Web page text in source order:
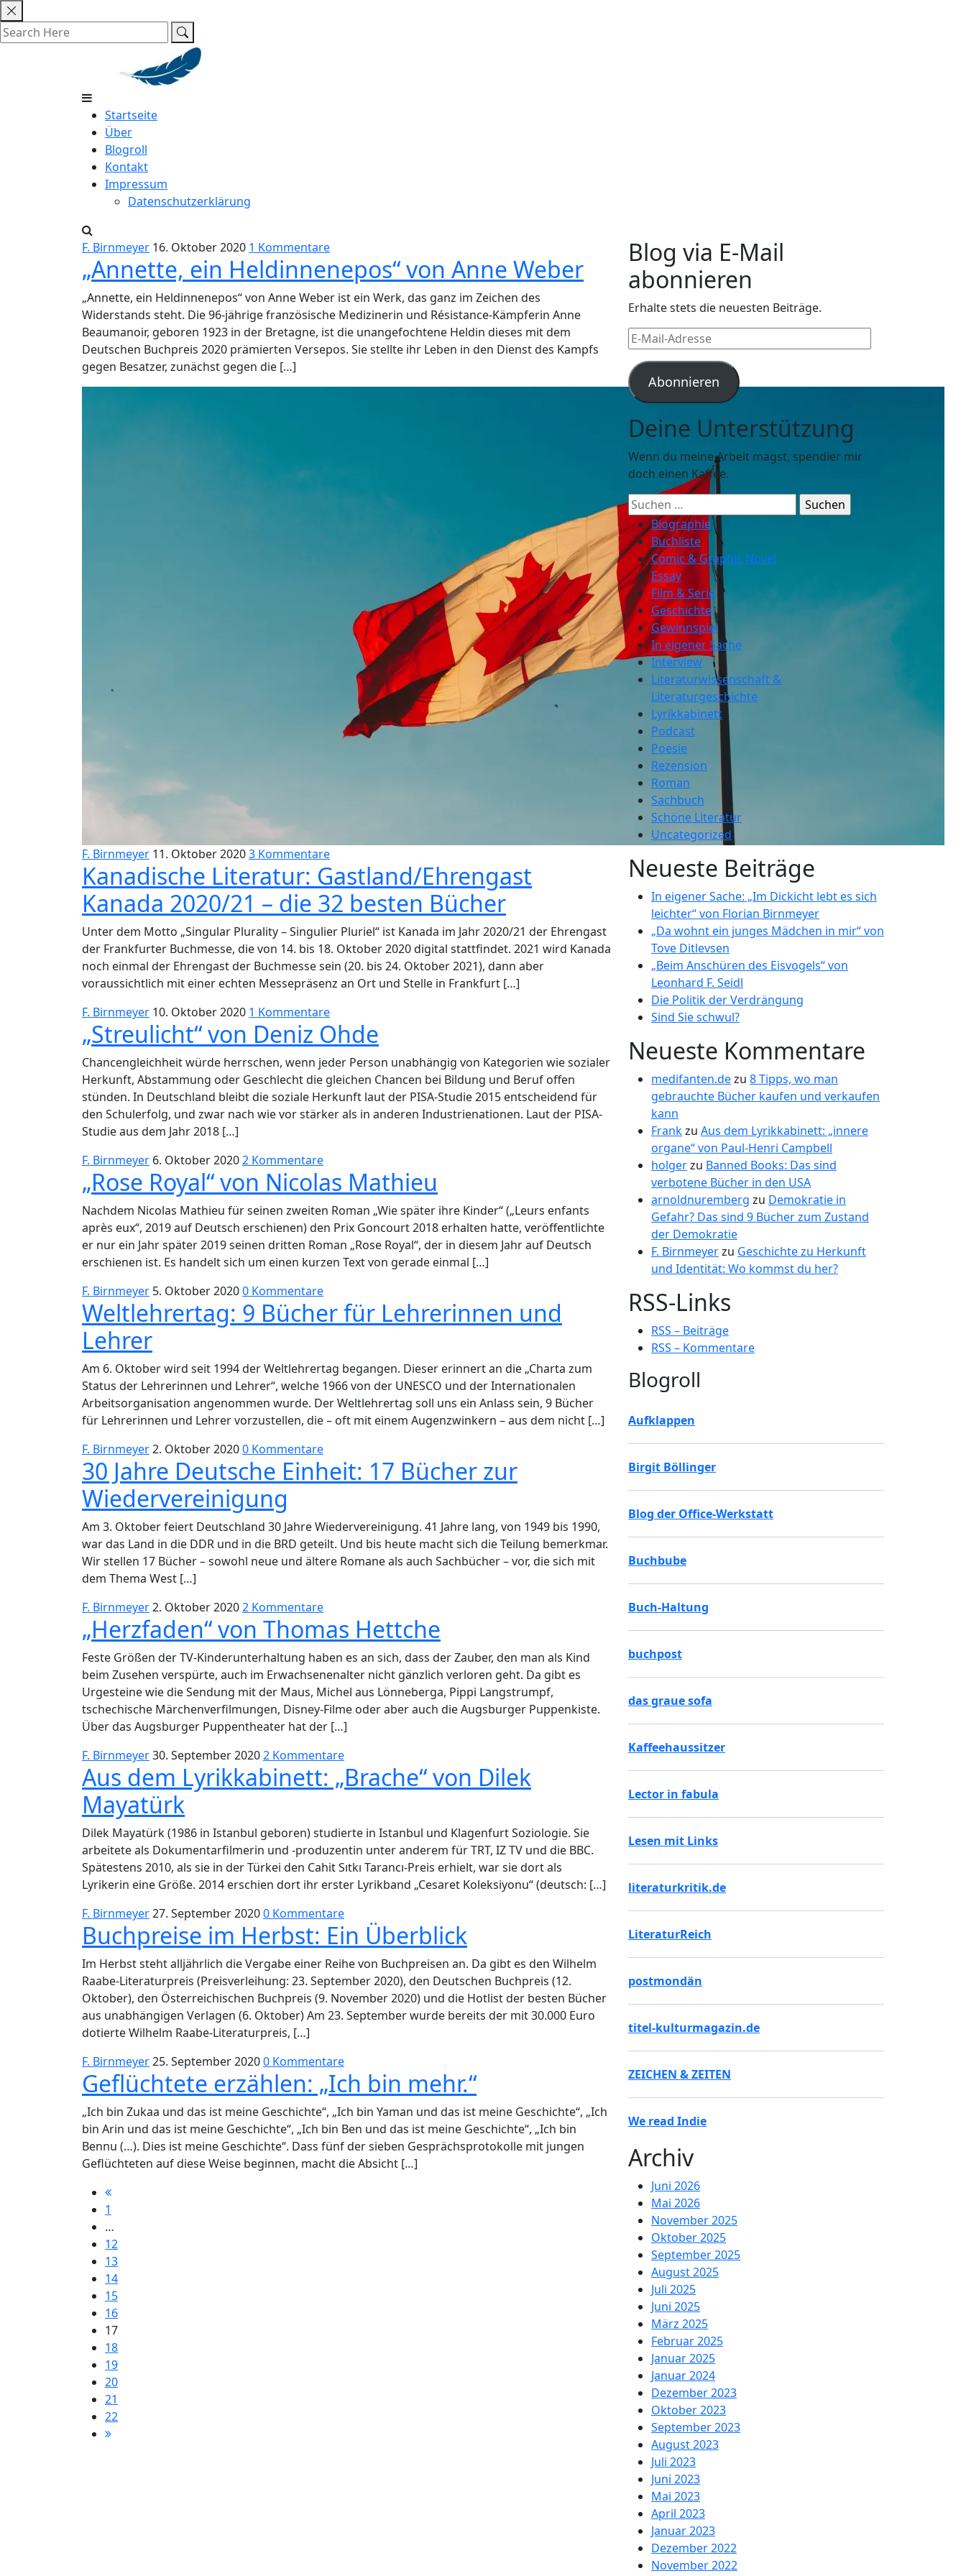
Skip
to
content
Startseite
Über
Blogroll
Kontakt
Impressum
Datenschutzerklärung
F. Birnmeyer 16. Oktober 2020 1 Kommentare
„Annette, ein Heldinnenepos“ von Anne Weber
„Annette, ein Heldinnenepos“ von Anne Weber ist ein Werk, das ganz im Zeichen des
Widerstands steht. Die 96-jährige französische Medizinerin und Résistance-Kämpferin Anne
Beaumanoir, geboren 1923 in der Bretagne, ist die unangefochtene Heldin dieses mit dem
Deutschen Buchpreis 2020 prämierten Versepos. Sie stellte ihr Leben in den Dienst des Kampfs
gegen Besatzer, zunächst gegen die […]
F. Birnmeyer 11. Oktober 20203 Kommentare
Kanadische Literatur: Gastland/Ehrengast
Kanada 2020/21 – die 32 besten Bücher
Unter dem Motto „Singular Plurality – Singulier Pluriel“ ist Kanada im Jahr 2020/21 der Ehrengast
der Frankfurter Buchmesse, die von 14. bis 18. Oktober 2020 digital stattfindet. 2021 wird Kanada
noch einmal der Ehrengast der Buchmesse sein (20. bis 24. Oktober 2021), dann aber
voraussichtlich mit einer echten Messepräsenz an Ort und Stelle in Frankfurt […]
F. Birnmeyer 10. Oktober 2020 1 Kommentare
„Streulicht“ von Deniz Ohde
Chancengleichheit würde herrschen, wenn jeder Person unabhängig von Kategorien wie sozialer
Herkunft, Abstammung oder Geschlecht die gleichen Chancen bei Bildung und Beruf offen
stünden. In Deutschland bleibt die soziale Herkunft laut der PISA-Studie 2015 entscheidend für
den Schulerfolg, und zwar nach wie vor stärker als in anderen Industrienationen. Laut der PISA-
Studie aus dem Jahr 2018 […]
F. Birnmeyer 6. Oktober 20202 Kommentare
„Rose Royal“ von Nicolas Mathieu
Nachdem Nicolas Mathieu für seinen zweiten Roman „Wie später ihre Kinder“ („Leurs enfants
après eux“, 2019 auf Deutsch erschienen) den Prix Goncourt 2018 erhalten hatte, veröffentlichte
er nur ein Jahr später 2019 seinen dritten Roman „Rose Royal“, der in diesem Jahr auf Deutsch
erschienen ist. Es handelt sich um einen kurzen Text von gerade einmal […]
F. Birnmeyer 5. Oktober 20200 Kommentare
Weltlehrertag: 9 Bücher für Lehrerinnen und
Lehrer
Am 6. Oktober wird seit 1994 der Weltlehrertag begangen. Dieser erinnert an die „Charta zum
Status der Lehrerinnen und Lehrer“, welche 1966 von der UNESCO und der Internationalen
Arbeitsorganisation angenommen wurde. Der Weltlehrertag soll uns ein Anlass sein, 9 Bücher
für Lehrerinnen und Lehrer vorzustellen, die – oft mit einem Augenzwinkern – aus dem nicht […]
F. Birnmeyer2. Oktober 20200 Kommentare
30 Jahre Deutsche Einheit: 17 Bücher zur
Wiedervereinigung
Am 3. Oktober feiert Deutschland 30 Jahre Wiedervereinigung. 41 Jahre lang, von 1949 bis 1990,
war das Land in die DDR und in die BRD geteilt. Und bis heute macht sich die Teilung bemerkmar.
Wir stellen 17 Bücher – sowohl neue und ältere Romane als auch Sachbücher – vor, die sich mit
dem Thema West […]
F. Birnmeyer2. Oktober 20202 Kommentare
„Herzfaden“ von Thomas Hettche
Feste Größen der TV-Kinderunterhaltung haben es an sich, dass der Zauber, den man als Kind
beim Zusehen verspürte, auch im Erwachsenenalter nicht gänzlich verloren geht. Da gibt es
Urgesteine wie die Sendung mit der Maus, Michel aus Lönneberga, Pippi Langstrumpf,
tschechische Märchenverfilmungen, Disney-Filme oder aber auch die Augsburger Puppenkiste.
Über das Augsburger Puppentheater hat der […]
F. Birnmeyer30. September 20202 Kommentare
Aus dem Lyrikkabinett: „Brache“ von Dilek
Mayatürk
Dilek Mayatürk (1986 in Istanbul geboren) studierte in Istanbul und Klagenfurt Soziologie. Sie
arbeitete als Dokumentarfilmerin und -produzentin unter anderem für TRT, IZ TV und die BBC.
Spätestens 2010, als sie in der Türkei den Cahit Sıtkı Tarancı-Preis erhielt, war sie dort als
Lyrikerin eine Größe. 2014 erschien dort ihr erster Lyrikband „Cesaret Koleksiyonu“ (deutsch: […]
F. Birnmeyer27. September 20200 Kommentare
Buchpreise im Herbst: Ein Überblick
Im Herbst steht alljährlich die Vergabe einer Reihe von Buchpreisen an. Da gibt es den Wilhelm
Raabe-Literaturpreis (Preisverleihung: 23. September 2020), den Deutschen Buchpreis (12.
Oktober), den Österreichischen Buchpreis (9. November 2020) und die Hotlist der besten Bücher
aus unabhängigen Verlagen (6. Oktober) Am 23. September wurde bereits der mit 30.000 Euro
dotierte Wilhelm Raabe-Literaturpreis, […]
F. Birnmeyer25. September 20200 Kommentare
Geflüchtete erzählen: „Ich bin mehr.“
„Ich bin Zukaa und das ist meine Geschichte“, „Ich bin Yaman und das ist meine Geschichte“, „Ich
bin Arin und das ist meine Geschichte“, „Ich bin Ben und das ist meine Geschichte“, „Ich bin
Bennu (…). Dies ist meine Geschichte“. Dass fünf der sieben Gesprächsprotokolle mit jungen
Geflüchteten auf diese Weise beginnen, macht die Absicht […]
1
…
12
13
14
15
16
17
18
19
20
21
22
Blog via E-Mail
abonnieren
Erhalte stets die neuesten Beiträge.
E-
Mail-
Adresse
Abonnieren
Deine Unterstützung
Wenn du meine Arbeit magst, spendier mir
doch einen Kaffee.
Suchen
nach:Biographie
Buchliste
Comic & Graphic Novel
Essay
Film & Serie
Geschichte
Gewinnspiel
In eigener Sache
Interview
Literaturwissenschaft &
Literaturgeschichte
Lyrikkabinett
Podcast
Poesie
Rezension
Roman
Sachbuch
Schöne Literatur
Uncategorized
Neueste Beiträge
In eigener Sache: „Im Dickicht lebt es sich
leichter“ von Florian Birnmeyer
„Da wohnt ein junges Mädchen in mir“ von
Tove Ditlevsen
„Beim Anschüren des Eisvogels“ von
Leonhard F. Seidl
Die Politik der Verdrängung
Sind Sie schwul?
Neueste Kommentare
medifanten.dezu 8 Tipps, wo man
gebrauchte Bücher kaufen und verkaufen
kann
Frankzu Aus dem Lyrikkabinett: „innere
organe“ von Paul-Henri Campbell
holgerzu Banned Books: Das sind
verbotene Bücher in den USA
arnoldnuremberg zu Demokratie in
Gefahr? Das sind 9 Bücher zum Zustand
der Demokratie
F. Birnmeyerzu Geschichte zu Herkunft
und Identität: Wo kommst du her?
RSS-Links
RSS – Beiträge
RSS – Kommentare
Blogroll
Aufklappen
Birgit Böllinger
Blog der Office-Werkstatt
Buchbube
Buch-Haltung
buchpost
das graue sofa
Kaffeehaussitzer
Lector in fabula
Lesen mit Links
literaturkritik.de
LiteraturReich
postmondän
titel-kulturmagazin.de
ZEICHEN & ZEITEN
We read Indie
Archiv
Juni 2026
Mai 2026
November 2025
Oktober 2025
September 2025
August 2025
Juli 2025
Juni 2025
März 2025
Februar 2025
Januar 2025
Januar 2024
Dezember 2023
Oktober 2023
September 2023
August 2023
Juli 2023
Juni 2023
Mai 2023
April 2023
Januar 2023
Dezember 2022
November 2022